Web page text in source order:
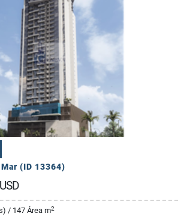
(ID 13364)
USD
/ 147 Área m2